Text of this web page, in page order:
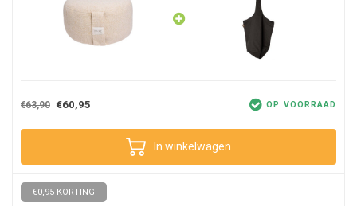
Was de buitenhoes op 30 graden in de wasmachine. Let op dat je
de hoes volledig laat drogen voordat je deze weer om het kussen
bevestigt. Het boekweitkaf mag namelijk niet nat worden. Gebruik
bij lichte vervuiling een kledingroller of borstel om vuiligheid te
€63,90 €60,95 OP VOORRAAD
In winkelwagen
€0,95 KORTING